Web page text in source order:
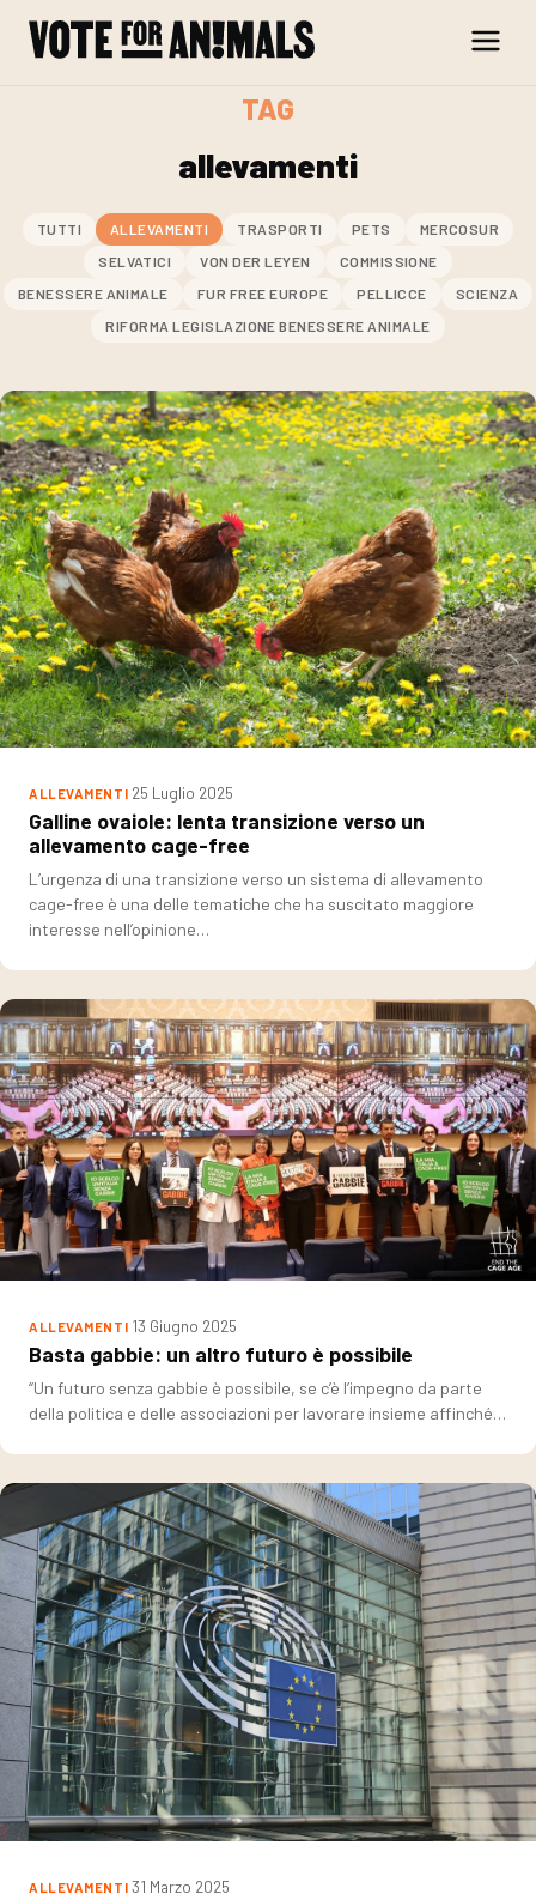
TAG
allevamenti
TUTTI ALLEVAMENTI TRASPORTI PETS
MERCOSUR
SELVATICI
VON DER LEYEN
COMMISSIONE
BENESSERE ANIMALE
FUR FREE EUROPE PELLICCE
SCIENZA
RIFORMA LEGISLAZIONE BENESSERE ANIMALE
ALLEVAMENTI 25 Luglio 2025
Galline ovaiole: lenta transizione verso un
allevamento cage-free
L’urgenza di una transizione verso un sistema di allevamento
cage-free è una delle tematiche che ha suscitato maggiore
interesse nell’opinione…
ALLEVAMENTI 13 Giugno 2025
Basta gabbie: un altro futuro è possibile
“Un futuro senza gabbie è possibile, se c’è l’impegno da parte
della politica e delle associazioni per lavorare insieme affinché…
ALLEVAMENTI 31 Marzo 2025